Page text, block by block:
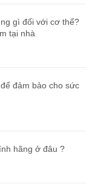
gì đối với cơ thể?
tại nhà
đảm bảo cho sức
hãng ở đâu ?